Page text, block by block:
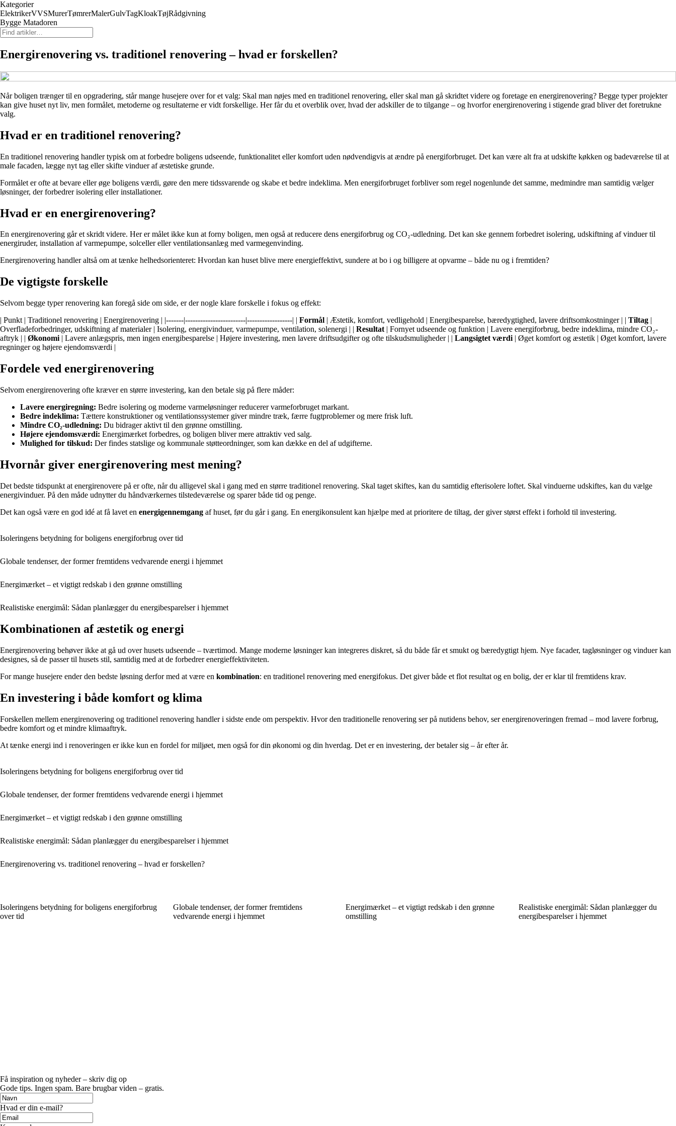
Kategorier
ElektrikerVVSMurerTømrerMalerGulvTagKloakTøjRådgivning
Bygge Matadoren
Energirenovering vs. traditionel renovering – hvad er forskellen?
Når boligen trænger til en opgradering, står mange husejere over for et valg: Skal man nøjes med en traditionel renovering, eller skal man gå skridtet videre og foretage en energirenovering? Begge typer projekter
kan give huset nyt liv, men formålet, metoderne og resultaterne er vidt forskellige. Her får du et overblik over, hvad der adskiller de to tilgange – og hvorfor energirenovering i stigende grad bliver det foretrukne
valg.
Hvad er en traditionel renovering?
En traditionel renovering handler typisk om at forbedre boligens udseende, funktionalitet eller komfort uden nødvendigvis at ændre på energiforbruget. Det kan være alt fra at udskifte køkken og badeværelse til at
male facaden, lægge nyt tag eller skifte vinduer af æstetiske grunde.
Formålet er ofte at bevare eller øge boligens værdi, gøre den mere tidssvarende og skabe et bedre indeklima. Men energiforbruget forbliver som regel nogenlunde det samme, medmindre man samtidig vælger
løsninger, der forbedrer isolering eller installationer.
Hvad er en energirenovering?
En energirenovering går et skridt videre. Her er målet ikke kun at forny boligen, men også at reducere dens energiforbrug og CO₂-udledning. Det kan ske gennem forbedret isolering, udskiftning af vinduer til
energiruder, installation af varmepumpe, solceller eller ventilationsanlæg med varmegenvinding.
Energirenovering handler altså om at tænke helhedsorienteret: Hvordan kan huset blive mere energieffektivt, sundere at bo i og billigere at opvarme – både nu og i fremtiden?
De vigtigste forskelle
Selvom begge typer renovering kan foregå side om side, er der nogle klare forskelle i fokus og effekt:
| Punkt | Traditionel renovering | Energirenovering | |-------|------------------------|------------------| | Formål | Æstetik, komfort, vedligehold | Energibesparelse, bæredygtighed, lavere driftsomkostninger | | Tiltag |
Overfladeforbedringer, udskiftning af materialer | Isolering, energivinduer, varmepumpe, ventilation, solenergi | | Resultat | Fornyet udseende og funktion | Lavere energiforbrug, bedre indeklima, mindre CO₂-
aftryk | | Økonomi | Lavere anlægspris, men ingen energibesparelse | Højere investering, men lavere driftsudgifter og ofte tilskudsmuligheder | | Langsigtet værdi | Øget komfort og æstetik | Øget komfort, lavere
regninger og højere ejendomsværdi |
Fordele ved energirenovering
Selvom energirenovering ofte kræver en større investering, kan den betale sig på flere måder:
Lavere energiregning: Bedre isolering og moderne varmeløsninger reducerer varmeforbruget markant.
Bedre indeklima: Tættere konstruktioner og ventilationssystemer giver mindre træk, færre fugtproblemer og mere frisk luft.
Mindre CO₂-udledning: Du bidrager aktivt til den grønne omstilling.
Højere ejendomsværdi: Energimærket forbedres, og boligen bliver mere attraktiv ved salg.
Mulighed for tilskud: Der findes statslige og kommunale støtteordninger, som kan dække en del af udgifterne.
Hvornår giver energirenovering mest mening?
Det bedste tidspunkt at energirenovere på er ofte, når du alligevel skal i gang med en større traditionel renovering. Skal taget skiftes, kan du samtidig efterisolere loftet. Skal vinduerne udskiftes, kan du vælge
energivinduer. På den måde udnytter du håndværkernes tilstedeværelse og sparer både tid og penge.
Det kan også være en god idé at få lavet en energigennemgang af huset, før du går i gang. En energikonsulent kan hjælpe med at prioritere de tiltag, der giver størst effekt i forhold til investering.
Isoleringens betydning for boligens energiforbrug over tid
Globale tendenser, der former fremtidens vedvarende energi i hjemmet
Energimærket – et vigtigt redskab i den grønne omstilling
Realistiske energimål: Sådan planlægger du energibesparelser i hjemmet
Kombinationen af æstetik og energi
Energirenovering behøver ikke at gå ud over husets udseende – tværtimod. Mange moderne løsninger kan integreres diskret, så du både får et smukt og bæredygtigt hjem. Nye facader, tagløsninger og vinduer kan
designes, så de passer til husets stil, samtidig med at de forbedrer energieffektiviteten.
For mange husejere ender den bedste løsning derfor med at være en kombination: en traditionel renovering med energifokus. Det giver både et flot resultat og en bolig, der er klar til fremtidens krav.
En investering i både komfort og klima
Forskellen mellem energirenovering og traditionel renovering handler i sidste ende om perspektiv. Hvor den traditionelle renovering ser på nutidens behov, ser energirenoveringen fremad – mod lavere forbrug,
bedre komfort og et mindre klimaaftryk.
At tænke energi ind i renoveringen er ikke kun en fordel for miljøet, men også for din økonomi og din hverdag. Det er en investering, der betaler sig – år efter år.
Isoleringens betydning for boligens energiforbrug over tid
Globale tendenser, der former fremtidens vedvarende energi i hjemmet
Energimærket – et vigtigt redskab i den grønne omstilling
Realistiske energimål: Sådan planlægger du energibesparelser i hjemmet
Energirenovering vs. traditionel renovering – hvad er forskellen?
Isoleringens betydning for boligens energiforbrug
over tid
Globale tendenser, der former fremtidens
vedvarende energi i hjemmet
Energimærket – et vigtigt redskab i den grønne
omstilling
Realistiske energimål: Sådan planlægger du
energibesparelser i hjemmet
Få inspiration og nyheder – skriv dig op
Gode tips. Ingen spam. Bare brugbar viden – gratis.
Hvad er din e-mail?